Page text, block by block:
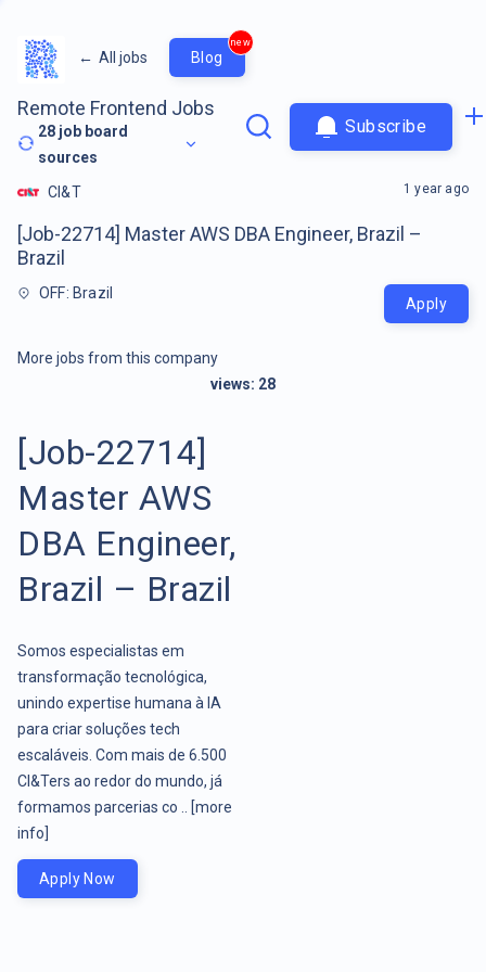
← All jobs Blog
new
Remote Frontend Jobs
28 job board
sources
Subscribe
CI&T
[Job-22714] Master AWS DBA Engineer, Brazil –
Brazil
OFF: Brazil
1 year ago
Apply
More jobs from this company
views: 28
[Job-22714]
Master AWS
DBA Engineer,
Brazil – Brazil
Somos especialistas em
transformação tecnológica,
unindo expertise humana à IA
para criar soluções tech
escaláveis. Com mais de 6.500
CI&Ters ao redor do mundo, já
formamos parcerias co ..
[more
info]
Apply Now